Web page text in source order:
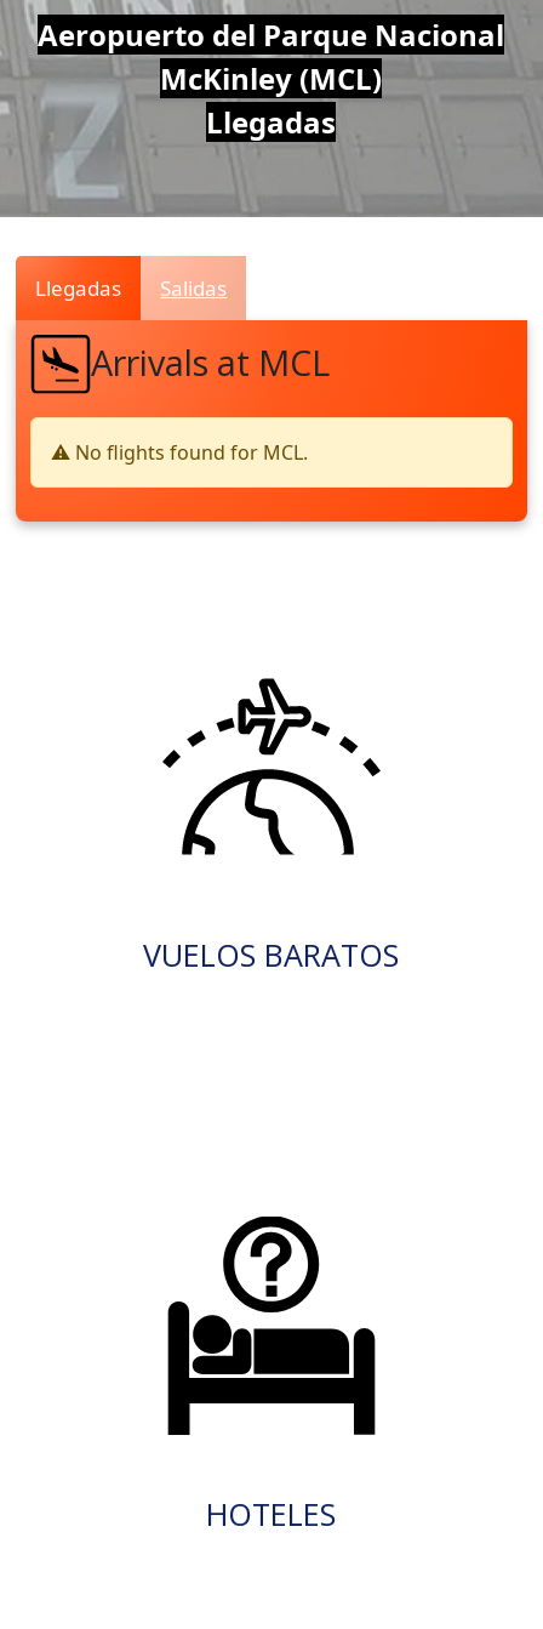
Air
Traffic
Live
Aeropuerto del Parque Nacional
McKinley (MCL)
Llegadas
Llegadas Salidas
Arrivals at MCL
⚠️ No flights found for MCL.
VUELOS BARATOS
HOTELES